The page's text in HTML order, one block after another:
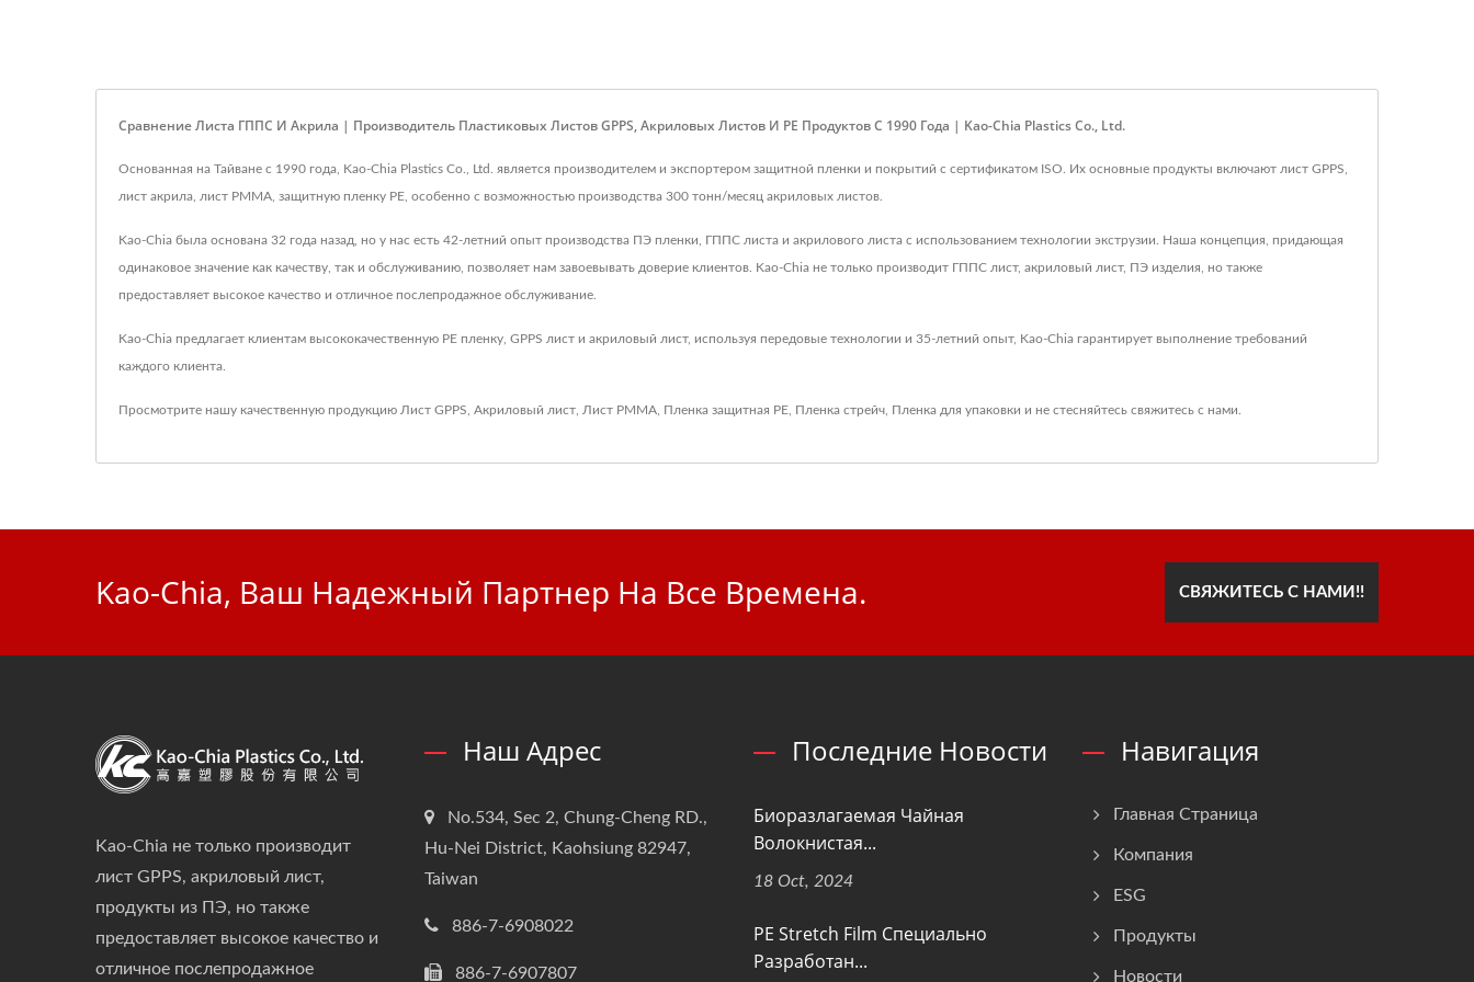
Сравнение Листа ГППС И Акрила | Производитель Пластиковых Листов GPPS, Акриловых Листов И PE Продуктов С 1990 Года | Kao-Chia Plastics Co., Ltd.
Основанная на Тайване с 1990 года, Kao-Chia Plastics Co., Ltd. является производителем и экспортером защитной пленки и покрытий с сертификатом ISO. Их основные продукты включают лист GPPS,
лист акрила, лист PMMA, защитную пленку PE, особенно с возможностью производства 300 тонн/месяц акриловых листов.
Kao-Chia была основана 32 года назад, но у нас есть 42-летний опыт производства ПЭ пленки, ГППС листа и акрилового листа с использованием технологии экструзии. Наша концепция, придающая
одинаковое значение как качеству, так и обслуживанию, позволяет нам завоевывать доверие клиентов. Kao-Chia не только производит ГППС лист, акриловый лист, ПЭ изделия, но также
предоставляет высокое качество и отличное послепродажное обслуживание.
Kao-Chia предлагает клиентам высококачественную PE пленку, GPPS лист и акриловый лист, используя передовые технологии и 35-летний опыт, Kao-Chia гарантирует выполнение требований
каждого клиента.
Просмотрите нашу качественную продукцию Лист GPPS, Акриловый лист, Лист PMMA, Пленка защитная PE, Пленка стрейч, Пленка для упаковки и не стесняйтесь свяжитесь с нами.
Kao-Chia, Ваш Надежный Партнер На Все Времена. СВЯЖИТЕСЬ С НАМИ!!
Kao-Chia не только производит
лист GPPS, акриловый лист,
продукты из ПЭ, но также
предоставляет высокое качество и
отличное послепродажное
Наш Адрес
No.534, Sec 2, Chung-Cheng RD.,
Hu-Nei District, Kaohsiung 82947,
Taiwan
886-7-6908022
886-7-6907807
Последние Новости
Биоразлагаемая Чайная
Волокнистая...
18 Oct, 2024
PE Stretch Film Специально
Разработан...
Навигация
Главная Страница
Компания
ESG
Продукты
Новости